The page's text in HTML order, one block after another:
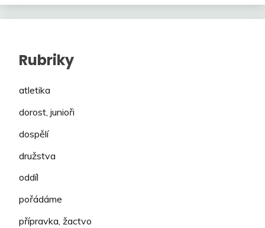
Rubriky
atletika
dorost, junioři
dospělí
družstva
oddíl
pořádáme
přípravka, žactvo